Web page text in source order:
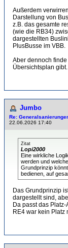
Außerdem
Darstellung von
z.B. das gesamte
(wie die RB34)
dargestellten
PlusBusse im VBB.
Aber dennoch
Übersichtsplan gibt.
Jumbo
Re:
22.06.2026 17:40
Zitat
Lopi2000
Eine wirkliche
werden und
Grundprinzip
bedienen, auf
Das Grundprinzip
dargestellt sind,
Da passt das
RE4 war kein Platz